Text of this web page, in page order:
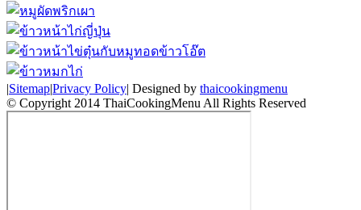
|Sitemap|Privacy Policy| Designed by thaicookingmenu
© Copyright 2014 ThaiCookingMenu All Rights Reserved